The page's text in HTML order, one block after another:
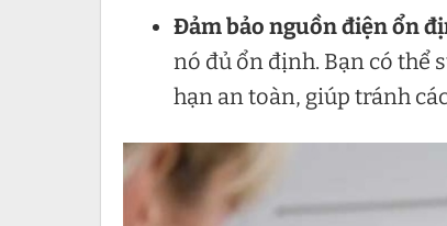
Đảm bảo nguồn điện ổn
nó đủ ổn định. Bạn có thể
hạn an toàn, giúp tránh